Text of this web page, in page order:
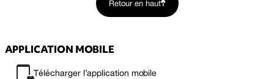
Retour en haut
APPLICATION MOBILE
Télécharger l’application mobile